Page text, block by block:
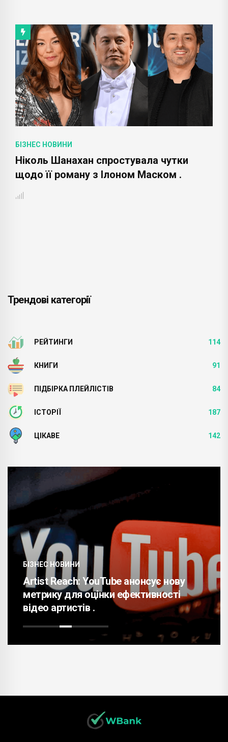
БІЗНЕС НОВИНИ
Ніколь Шанахан спростувала чутки
щодо її роману з Ілоном Маском .
Трендові категорії
РЕЙТИНГИ 114
КНИГИ 91
ПІДБІРКА ПЛЕЙЛІСТІВ 84
ІСТОРІЇ 187
ЦІКАВЕ 142
БІЗНЕС НОВИНИ
Artist Reach: YouTube анонсує нову
метрику для оцінки ефективності
відео артистів .